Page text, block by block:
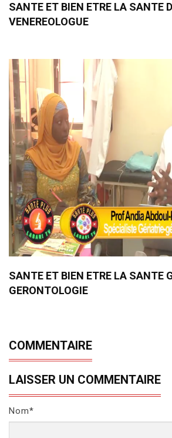
SANTE ET BIEN ETRE LA SANTE
VENEREOLOGUE
SANTE ET BIEN ETRE LA SANTE
GERONTOLOGIE
COMMENTAIRE
LAISSER UN COMMENTAIRE
Nom*